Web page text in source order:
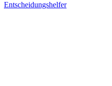
Entscheidungshelfer